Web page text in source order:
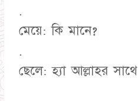
.
মেয়ে: কি মানে?
.
ছেলে: হ্যা আল্লাহর সাথে